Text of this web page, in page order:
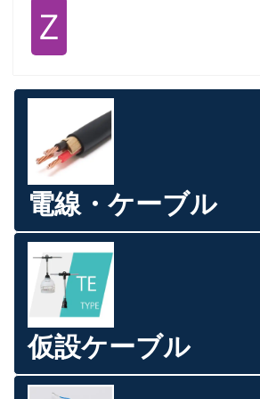
Ｚ
電線・ケーブル
仮設ケーブル